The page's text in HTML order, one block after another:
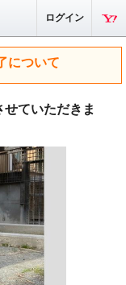
ログイン
について
ていただきま